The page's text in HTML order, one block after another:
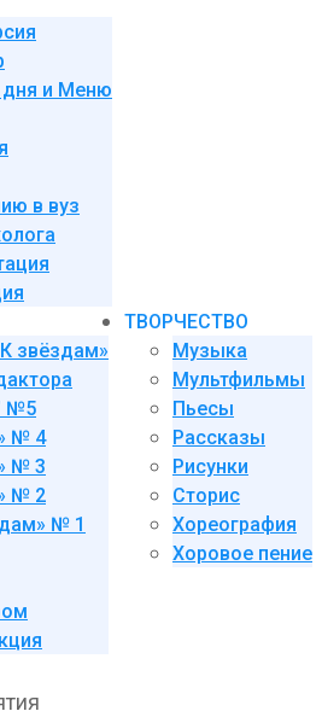
дня и Меню
в вуз
звёздам»
№5
№ 4
№ 3
№ 2
№ 1
ТВОРЧЕСТВО
Музыка
Мультфильмы
Пьесы
Рассказы
Рисунки
Сторис
Хореография
Хоровое пение